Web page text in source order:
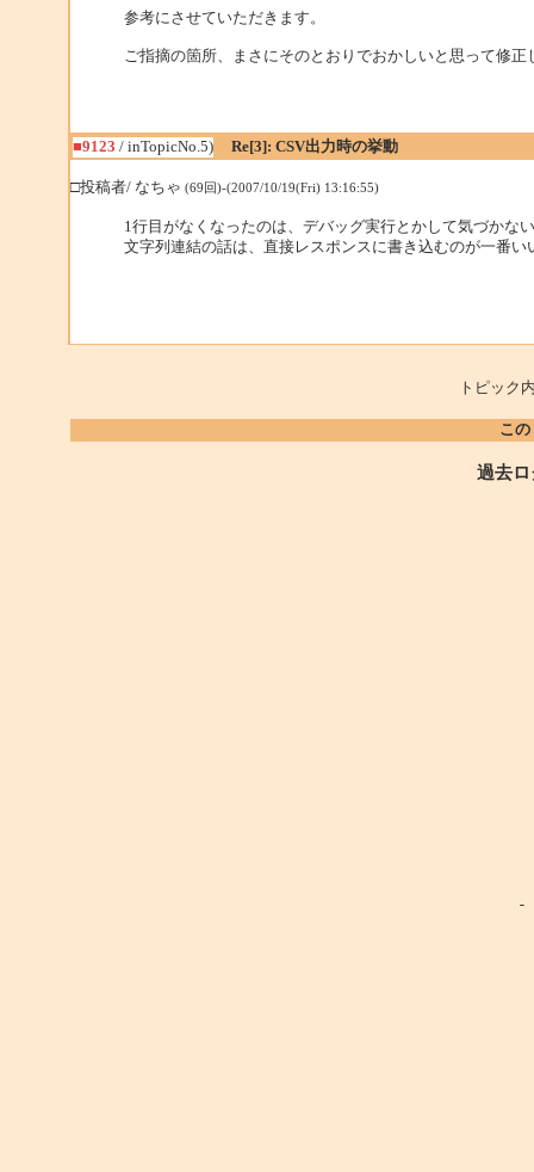
参考にさせていただきます。
ご指摘の箇所、まさにそのとおりでおかしいと思って修正
■9123 / inTopicNo.5) Re[3]: CSV出力時の挙動
□投稿者/ なちゃ (69回)-(2007/10/19(Fri) 13:16:55)
1行目がなくなったのは、デバッグ実行とかして気づかな
文字列連結の話は、直接レスポンスに書き込むのが一番い
トピッ
こ
過去